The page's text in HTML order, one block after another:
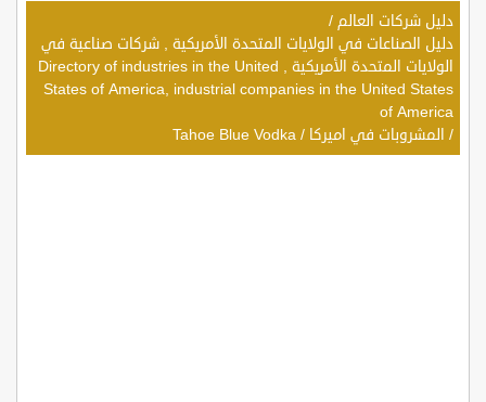
دليل شركات العالم /
دليل الصناعات في الولايات المتحدة الأمريكية , شركات صناعية في
الولايات المتحدة الأمريكية , Directory of industries in the United
States of America, industrial companies in the United States
of America
/ المشروبات في اميركا /
Tahoe Blue Vodka